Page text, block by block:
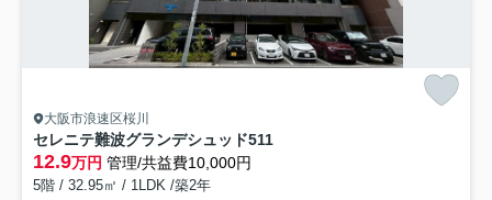
大阪市浪速区桜川
セレニテ難波グランデシュッド511
12.9万円 管理/共益費10,000円
5階 / 32.95㎡ / 1LDK /築2年